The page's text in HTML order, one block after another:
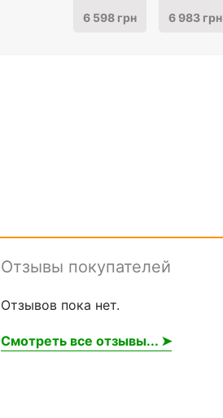
6 598 грн 6 983 грн
Отзывы покупателей
Отзывов пока нет.
Смотреть все отзывы... ➤